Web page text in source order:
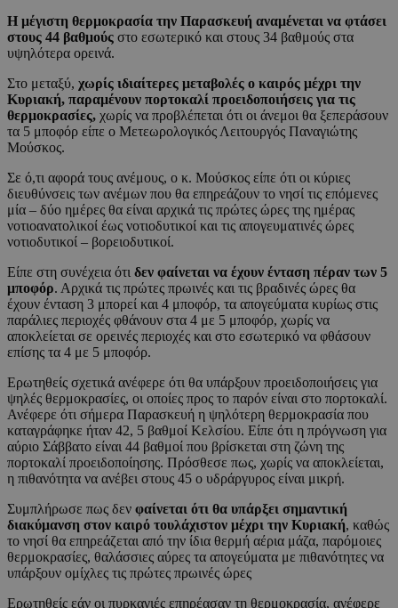
Η μέγιστη θερμοκρασία την Παρασκευή αναμένεται να φτάσει
στους 44 βαθμούς στο εσωτερικό και στους 34 βαθμούς στα
υψηλότερα ορεινά.
Στο μεταξύ, χωρίς ιδιαίτερες μεταβολές ο καιρός μέχρι την
Κυριακή, παραμένουν πορτοκαλί προειδοποιήσεις για τις
θερμοκρασίες, χωρίς να προβλέπεται ότι οι άνεμοι θα ξεπεράσουν
τα 5 μποφόρ είπε ο Μετεωρολογικός Λειτουργός Παναγιώτης
Μούσκος.
Σε ό,τι αφορά τους ανέμους, ο κ. Μούσκος είπε ότι οι κύριες
διευθύνσεις των ανέμων που θα επηρεάζουν το νησί τις επόμενες
μία – δύο ημέρες θα είναι αρχικά τις πρώτες ώρες της ημέρας
νοτιοανατολικοί έως νοτιοδυτικοί και τις απογευματινές ώρες
νοτιοδυτικοί – βορειοδυτικοί.
Είπε στη συνέχεια ότι δεν φαίνεται να έχουν ένταση πέραν των 5
μποφόρ. Αρχικά τις πρώτες πρωινές και τις βραδινές ώρες θα
έχουν ένταση 3 μπορεί και 4 μποφόρ, τα απογεύματα κυρίως στις
παράλιες περιοχές φθάνουν στα 4 με 5 μποφόρ, χωρίς να
αποκλείεται σε ορεινές περιοχές και στο εσωτερικό να φθάσουν
επίσης τα 4 με 5 μποφόρ.
Ερωτηθείς σχετικά ανέφερε ότι θα υπάρξουν προειδοποιήσεις για
ψηλές θερμοκρασίες, οι οποίες προς το παρόν είναι στο πορτοκαλί.
Ανέφερε ότι σήμερα Παρασκευή η ψηλότερη θερμοκρασία που
καταγράφηκε ήταν 42, 5 βαθμοί Κελσίου. Είπε ότι η πρόγνωση για
αύριο Σάββατο είναι 44 βαθμοί που βρίσκεται στη ζώνη της
πορτοκαλί προειδοποίησης. Πρόσθεσε πως, χωρίς να αποκλείεται,
η πιθανότητα να ανέβει στους 45 ο υδράργυρος είναι μικρή.
Συμπλήρωσε πως δεν φαίνεται ότι θα υπάρξει σημαντική
διακύμανση στον καιρό τουλάχιστον μέχρι την Κυριακή, καθώς
το νησί θα επηρεάζεται από την ίδια θερμή αέρια μάζα, παρόμοιες
θερμοκρασίες, θαλάσσιες αύρες τα απογεύματα με πιθανότητες να
υπάρξουν ομίχλες τις πρώτες πρωινές ώρες
Ερωτηθείς εάν οι πυρκαγιές επηρέασαν τη θερμοκρασία, ανέφερε